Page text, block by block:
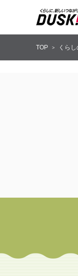
TOP > くら